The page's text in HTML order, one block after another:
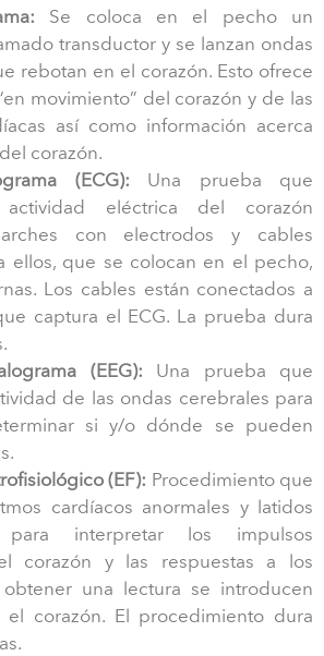
Se coloca en el pecho un
transductor y se lanzan ondas
rebotan en el corazón. Esto ofrece
movimiento” del corazón y de las
así como información acerca
corazón.
(ECG): Una prueba que
eléctrica del corazón
con electrodos y cables
ellos, que se colocan en el pecho,
Los cables están conectados a
captura el ECG. La prueba dura
(EEG): Una prueba que
de las ondas cerebrales para
si y/o dónde se pueden
(EF): Procedimiento que
cardíacos anormales y latidos
para interpretar los impulsos
corazón y las respuestas a los
obtener una lectura se introducen
el corazón. El procedimiento dura